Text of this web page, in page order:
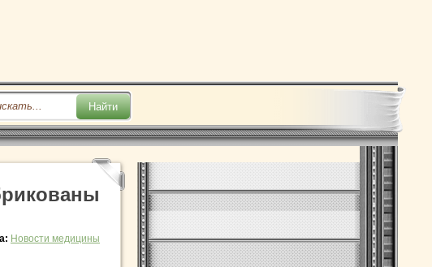
Новости медицины